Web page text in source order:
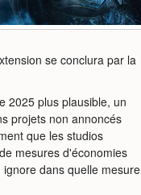
se conclura par la
2025 plus plausible, un
projets non annoncés
que les studios
mesures d'économies
dans quelle mesure